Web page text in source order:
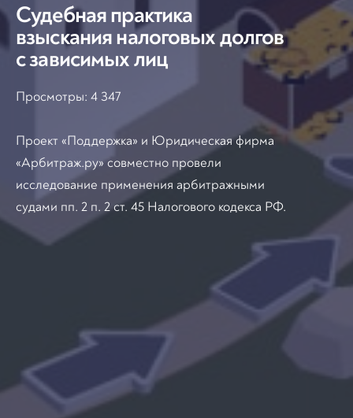
Судебная практика
взыскания налоговых долгов
с зависимых лиц
Просмотры: 4 347
Проект «Поддержка» и Юридическая фирма
«Арбитраж.ру» совместно провели
исследование применения арбитражными
судами пп. 2 п. 2 ст. 45 Налогового кодекса РФ.